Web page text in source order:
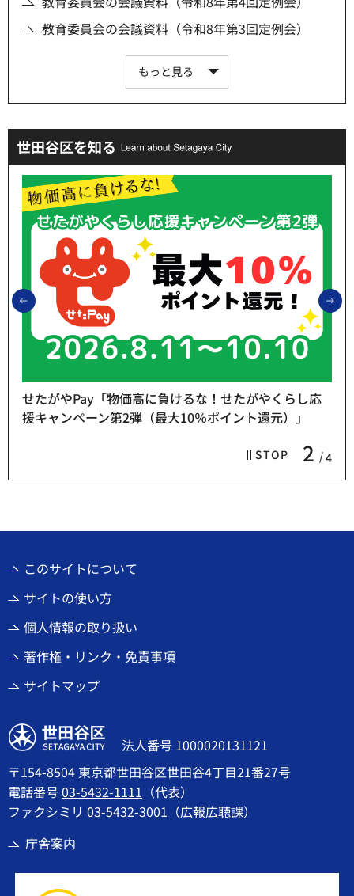
教育委員会の会議資料（令和8年第3回定例会）
もっと見る
世田谷区を知る
前のスライドを表示
STOP 2 4
せたがやPay「物価高に負けるな！せたがやくらし応
援キャンペーン第2弾（最大10％ポイント還元）」
このサイトについて
サイトの使い方
個人情報の取り扱い
著作権・リンク・免責事項
サイトマップ
世田谷区
法人番号 1000020131121
〒154-8504 東京都世田谷区世田谷4丁目21番27号
電話番号03-5432-1111 （代表）
ファクシミリ 03-5432-3001（広報広聴課）
庁舎案内